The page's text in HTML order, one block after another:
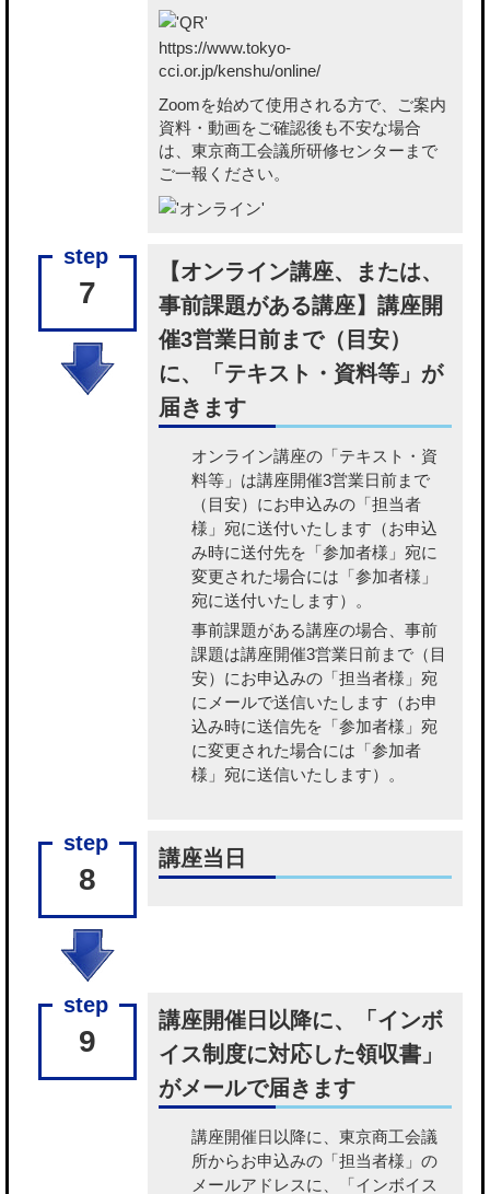
https://www.tokyo-
cci.or.jp/kenshu/online/
Zoomを始めて使用される方で、ご案内
資料・動画をご確認後も不安な場合
は、東京商工会議所研修センターまで
ご一報ください。
7
【オンライン講座、または、
事前課題がある講座】講座開
催3営業日前まで（目安）
に、「テキスト・資料等」が
届きます
オンライン講座の「テキスト・資
料等」 は講座開催3営業日前まで
（目安）にお申込みの「担当者
様」宛に送付いたします（お申込
み時に送付先を「参加者様」宛に
変更された場合には「参加者様」
宛に送付いたします）。
事前課題がある講座の場合、事前
課題は講座開催3営業日前まで（目
安）にお申込みの「担当者様」宛
にメールで送信いたします（お申
込み時に送信先を「参加者様」宛
に変更された場合には「参加者
様」宛に送信いたします）。
8
講座当日
9
講座開催日以降に、「インボ
イス制度に対応した領収書」
がメールで届きます
講座開催日以降に、東京商工会議
所からお申込みの「担当者様」の
メールアドレスに、「インボイス